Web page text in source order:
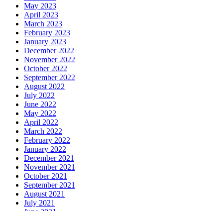
May 2023
April 2023
March 2023
February 2023
January 2023
December 2022
November 2022
October 2022
September 2022
August 2022
July 2022
June 2022
May 2022
April 2022
March 2022
February 2022
January 2022
December 2021
November 2021
October 2021
September 2021
August 2021
July 2021